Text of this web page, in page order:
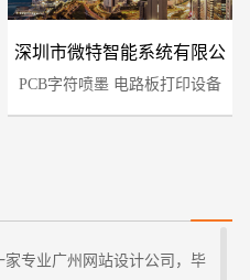
深圳市微特智能系统有限公
司
PCB字符喷墨 电路板打印设备
专业广州网站设计公司，毕